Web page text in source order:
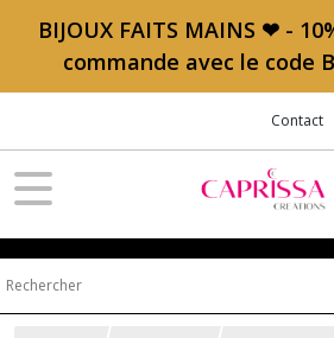
BIJOUX FAITS MAINS ❤ -
commande avec le code
Contact